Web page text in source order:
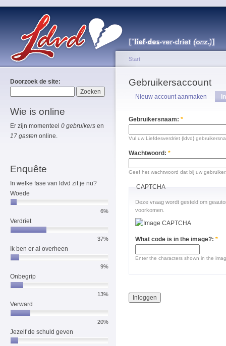
Doorzoek de site:
Wie is online
Er zijn momenteel 0 gebruikers en
17 gasten online.
Enquête
In welke fase van ldvd zit je nu?
Woede
6%
Verdriet
37%
Ik ben er al overheen
9%
Onbegrip
13%
Verward
20%
Jezelf de schuld geven
Start
Gebruikersaccount
Nieuw account aanmaken
Gebruikersnaam: *
Vul uw Liefdesverdriet {ldvd}
Wachtwoord: *
Geef het wachtwoord dat bij uw
CAPTCHA
Deze vraag wordt gesteld om
voorkomen.
What code is in the image?: *
Enter the characters shown in the